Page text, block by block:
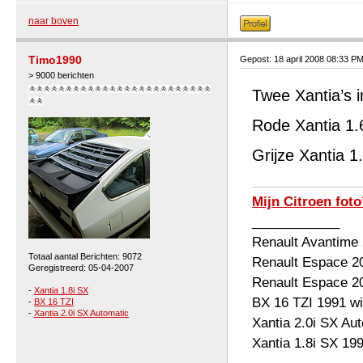
naar boven
Timo1990
> 9000 berichten
Totaal aantal Berichten: 9072
Geregistreerd: 05-04-2007
- Xantia 1.8i SX
- BX 16 TZI
- Xantia 2.0i SX Automatic
Gepost: 18 april 2008 08:33 PM
Twee Xantia’s
Rode Xantia
Grijze Xantia
Mijn Citroen
Renault
Renault Espace
Renault Espace
BX 16 TZI 1991
Xantia 2.0i SX
Xantia 1.8i SX